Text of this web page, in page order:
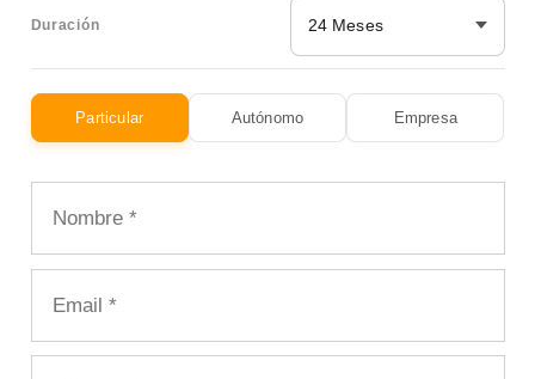
Duración 24 Meses
Particular Autónomo Empresa